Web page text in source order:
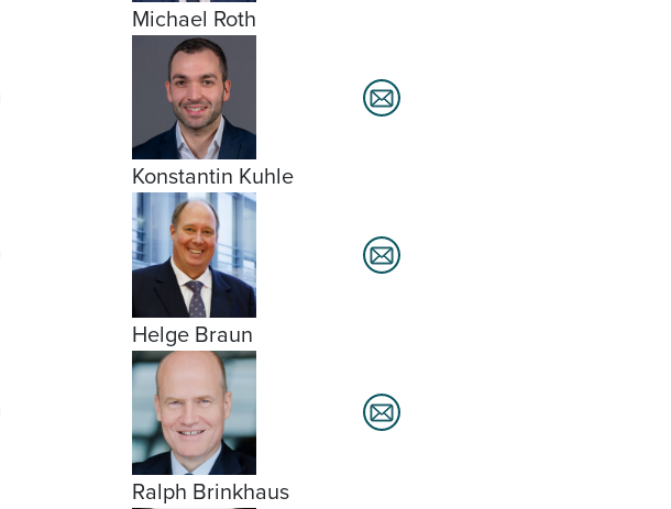
Michael Roth
Konstantin Kuhle
Helge Braun
Ralph Brinkhaus